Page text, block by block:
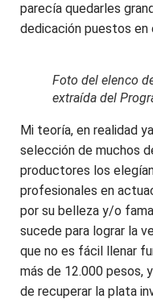
parecía quedarles
dedicación puestos en
Foto del elenco
extraída del
Mi teoría, en realidad
selección de muchos
productores los
profesionales en
por su belleza y/o
sucede para lograr la
que no es fácil llenar
más de 12.000 pesos,
de recuperar la plata